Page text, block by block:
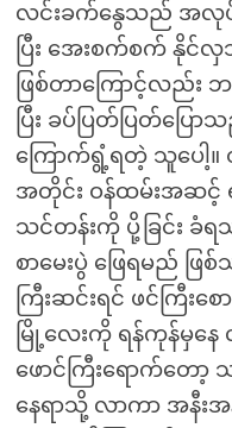
လင်းခက်နွေသည် အလုပ်
ပြီး အေးစက်စက် နို
ဖြစ်တာကြောင့်လည်
ပြီး ခပ်ပြတ်ပြတ်ပြေ
ကြောက်ရွံ့ရတဲ့ သူပေါ့။
အတိုင်း ဝန်ထမ်းအဆင့်
သင်တန်းကို ပို့ခြင်း ခံရ
စာမေးပွဲ ဖြေရမည် ဖြ
ကြီးဆင်းရင် ဖင်ကြီးစ
မြို့လေးကို ရန်ကုန်မှနေ
ဖောင်ကြီးရောက်တော့
နေရာသို့ လာကာ အနီ